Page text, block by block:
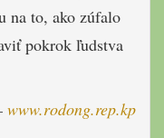
na to, ako zúfalo
pokrok ľudstva
www.rodong.rep.kp